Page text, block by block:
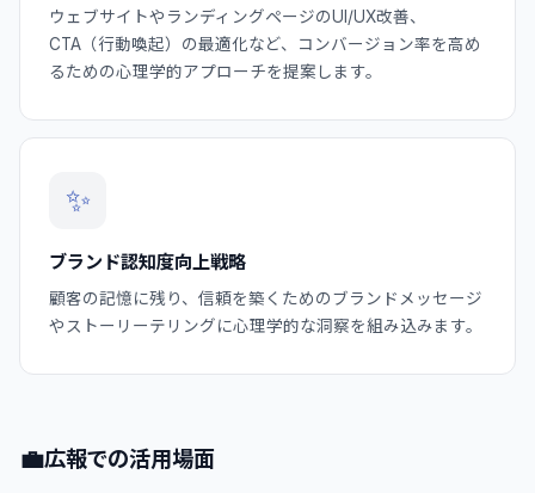
ウェブサイトやランディングページのUI/UX改善、
CTA（行動喚起）の最適化など、コンバージョン率を高め
るための心理学的アプローチを提案します。
✨
ブランド認知度向上戦略
顧客の記憶に残り、信頼を築くためのブランドメッセージ
やストーリーテリングに心理学的な洞察を組み込みます。
💼広報での活用場面